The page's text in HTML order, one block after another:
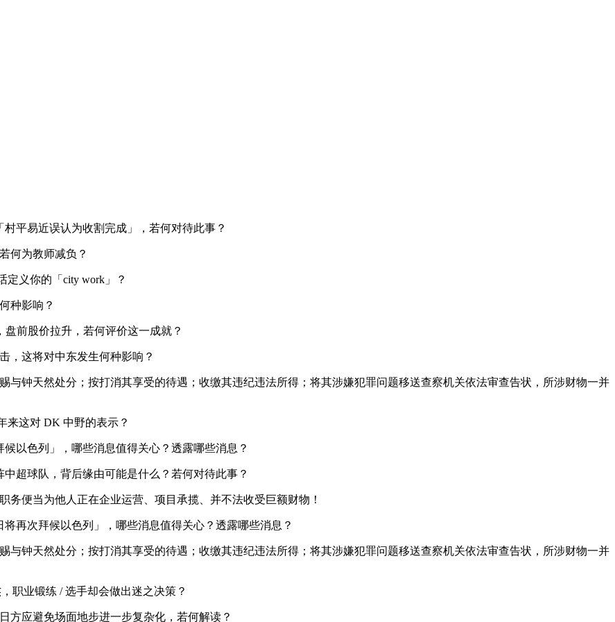
平易近误认为收割完成」，若何对待此事？
何为教师减负？
义你的「city work」？
种影响？
前股价拉升，若何评价这一成就？
这将对中东发生何种影响？
钟天然处分；按打消其享受的待遇；收缴其违纪违法所得；将其涉嫌犯罪问题移送查察机关依法审查告状，所涉财物一并
这对 DK 中野的表示？
以色列」，哪些消息值得关心？透露哪些消息？
超球队，背后缘由可能是什么？若何对待此事？
便当为他人正在企业运营、项目承揽、并不法收受巨额财物！
次拜候以色列」，哪些消息值得关心？透露哪些消息？
钟天然处分；按打消其享受的待遇；收缴其违纪违法所得；将其涉嫌犯罪问题移送查察机关依法审查告状，所涉财物一并
业锻练 / 选手却会做出迷之决策？
应避免场面地步进一步复杂化，若何解读？